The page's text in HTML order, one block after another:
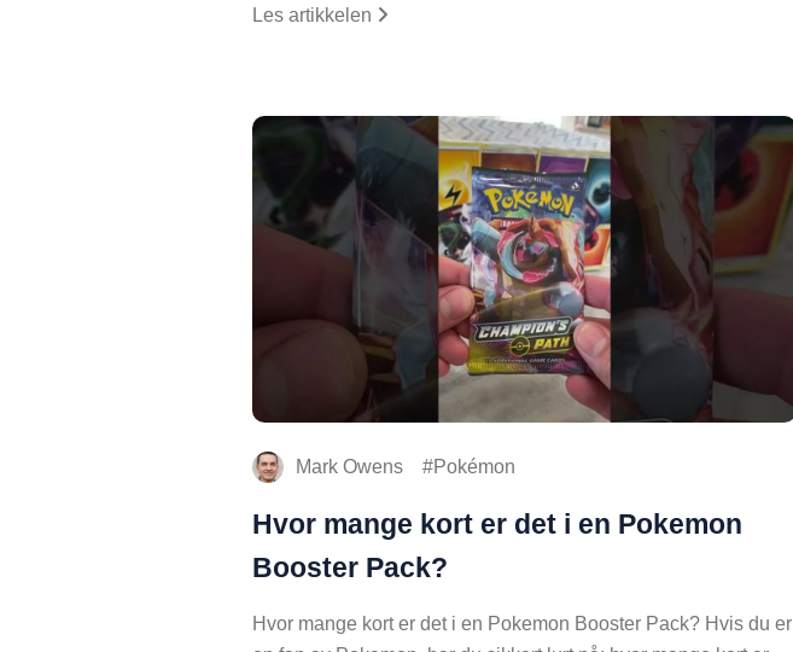
Les artikkelen
Mark Owens Pokémon
Hvor mange kort er det i en Pokemon
Booster Pack?
Hvor mange kort er det i en Pokemon Booster Pack? Hvis du er